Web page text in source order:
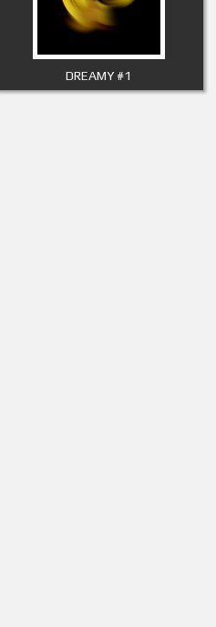
DREAMY #1